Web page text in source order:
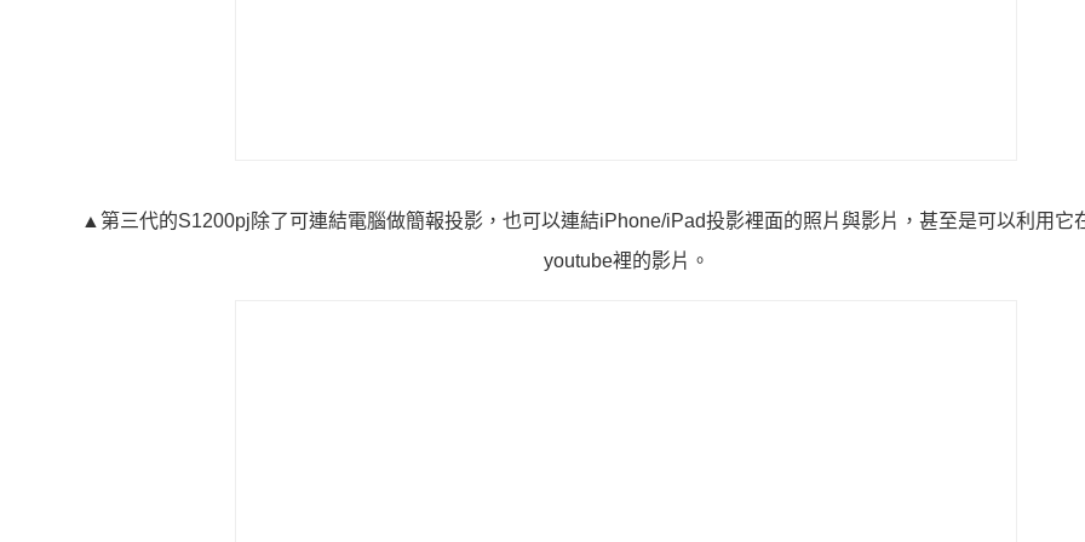
▲第三代的S1200pj除了可連結電腦做簡報投影，也可以連結iPhone/iPad投影裡面的照片與影片，甚至是可以利用它
youtube裡的影片。